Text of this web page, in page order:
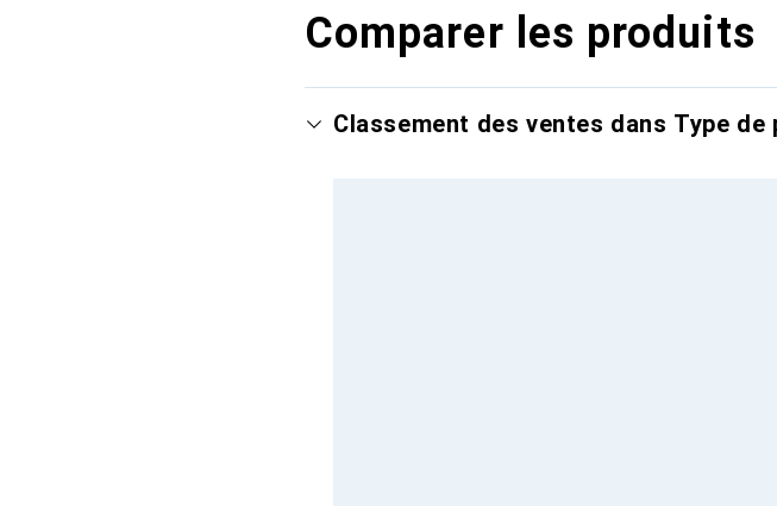
Comparer les produits
Classement des ventes dans Type